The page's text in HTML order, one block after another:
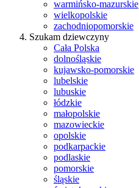
warmińsko-mazurskie
wielkopolskie
zachodniopomorskie
Szukam dziewczyny
Cała Polska
dolnośląskie
kujawsko-pomorskie
lubelskie
lubuskie
łódzkie
małopolskie
mazowieckie
opolskie
podkarpackie
podlaskie
pomorskie
śląskie